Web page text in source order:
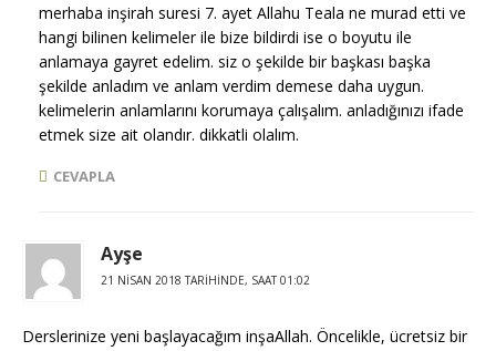
merhaba inşirah suresi 7. ayet Allahu Teala ne murad etti ve
hangi bilinen kelimeler ile bize bildirdi ise o boyutu ile
anlamaya gayret edelim. siz o şekilde bir başkası başka
şekilde anladım ve anlam verdim demese daha uygun.
kelimelerin anlamlarını korumaya çalışalım. anladığınızı ifade
etmek size ait olandır. dikkatli olalım.
CEVAPLA
Ayşe
21 NISAN 2018 TARIHINDE, SAAT 01:02
Derslerinize yeni başlayacağım inşaAllah. Öncelikle, ücretsiz bir